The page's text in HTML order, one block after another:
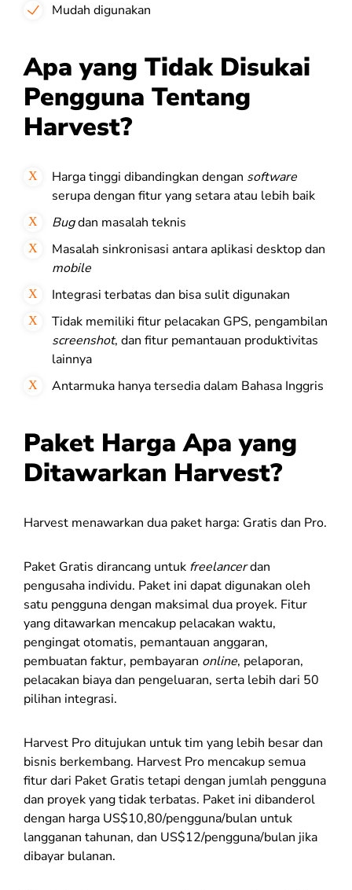
Mudah digunakan
Apa yang Tidak Disukai
Pengguna Tentang
Harvest?
Harga tinggi dibandingkan dengan software
serupa dengan fitur yang setara atau lebih baik
Bugdan masalah teknis
Masalah sinkronisasi antara aplikasi desktop dan
mobile
Integrasi terbatas dan bisa sulit digunakan
Tidak memiliki fitur pelacakan GPS, pengambilan
screenshot, dan fitur pemantauan produktivitas
lainnya
Antarmuka hanya tersedia dalam Bahasa Inggris
Paket Harga Apa yang
Ditawarkan Harvest?
Harvest menawarkan dua paket harga: Gratis dan Pro.
Paket Gratis dirancang untuk freelancerdan
pengusaha individu. Paket ini dapat digunakan oleh
satu pengguna dengan maksimal dua proyek. Fitur
yang ditawarkan mencakup pelacakan waktu,
pengingat otomatis, pemantauan anggaran,
pembuatan faktur, pembayaran online, pelaporan,
pelacakan biaya dan pengeluaran, serta lebih dari 50
pilihan integrasi.
Harvest Pro ditujukan untuk tim yang lebih besar dan
bisnis berkembang. Harvest Pro mencakup semua
fitur dari Paket Gratis tetapi dengan jumlah pengguna
dan proyek yang tidak terbatas. Paket ini dibanderol
dengan harga US$10,80/pengguna/bulan untuk
langganan tahunan, dan US$12/pengguna/bulan jika
dibayar bulanan.